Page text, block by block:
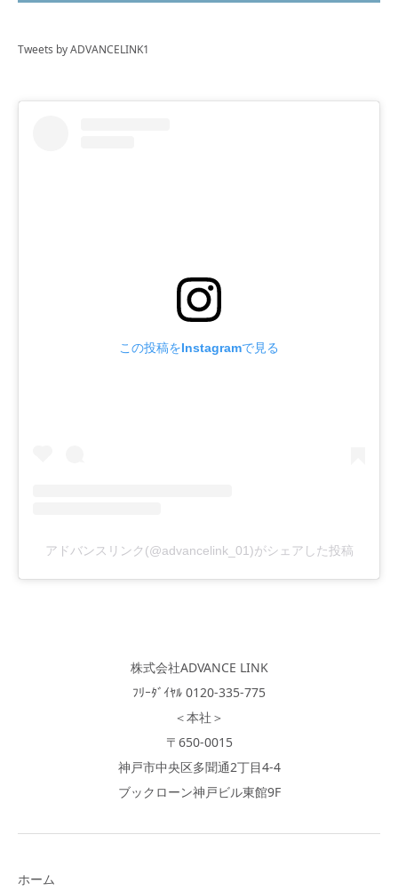
Tweets by ADVANCELINK1
この投稿をInstagramで見る
アドバンスリンク(@advancelink_01)がシェアした投稿
株式会社ADVANCE LINK
ﾌﾘｰﾀﾞｲﾔﾙ 0120-335-775
＜本社＞
〒650-0015
神戸市中央区多聞通2丁目4-4
ブックローン神戸ビル東館9F
ホーム